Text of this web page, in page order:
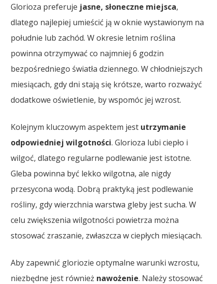
Glorioza preferuje jasne, słoneczne miejsca,
dlatego najlepiej umieścić ją w oknie wystawionym na
południe lub zachód. W okresie letnim roślina
powinna otrzymywać co najmniej 6 godzin
bezpośredniego światła dziennego. W chłodniejszych
miesiącach, gdy dni stają się krótsze, warto rozważyć
dodatkowe oświetlenie, by wspomóc jej wzrost.
Kolejnym kluczowym aspektem jest utrzymanie
odpowiedniej wilgotności. Glorioza lubi ciepło i
wilgoć, dlatego regularne podlewanie jest istotne.
Gleba powinna być lekko wilgotna, ale nigdy
przesycona wodą. Dobrą praktyką jest podlewanie
rośliny, gdy wierzchnia warstwa gleby jest sucha. W
celu zwiększenia wilgotności powietrza można
stosować zraszanie, zwłaszcza w ciepłych miesiącach.
Aby zapewnić gloriozie optymalne warunki wzrostu,
niezbędne jest również nawożenie. Należy stosować